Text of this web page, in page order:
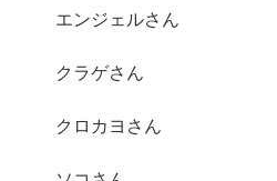
エンジェルさん
クラゲさん
クロカヨさん